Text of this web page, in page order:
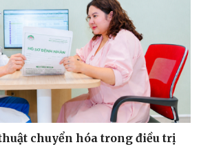
chuyển hóa trong điều trị